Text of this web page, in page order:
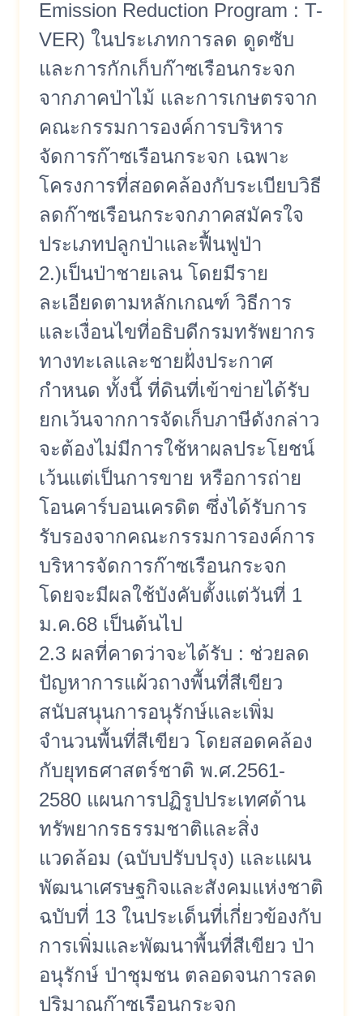
Emission Reduction Program : T-
VER) ในประเภทการลด ดูดซับ
และการกักเก็บก๊าซเรือนกระจก
จากภาคป่าไม้ และการเกษตรจาก
คณะกรรมการองค์การบริหาร
จัดการก๊าซเรือนกระจก เฉพาะ
โครงการที่สอดคล้องกับระเบียบวิธี
ลดก๊าซเรือนกระจกภาคสมัครใจ
ประเภทปลูกป่าและฟื้นฟูป่า
2.)เป็นป่าชายเลน โดยมีราย
ละเอียดตามหลักเกณฑ์ วิธีการ
และเงื่อนไขที่อธิบดีกรมทรัพยากร
ทางทะเลและชายฝั่งประกาศ
กำหนด ทั้งนี้ ที่ดินที่เข้าข่ายได้รับ
ยกเว้นจากการจัดเก็บภาษีดังกล่าว
จะต้องไม่มีการใช้หาผลประโยชน์
เว้นแต่เป็นการขาย หรือการถ่าย
โอนคาร์บอนเครดิต ซึ่งได้รับการ
รับรองจากคณะกรรมการองค์การ
บริหารจัดการก๊าซเรือนกระจก
โดยจะมีผลใช้บังคับตั้งแต่วันที่ 1
ม.ค.68 เป็นต้นไป
2.3 ผลที่คาดว่าจะได้รับ : ช่วยลด
ปัญหาการแผ้วถางพื้นที่สีเขียว
สนับสนุนการอนุรักษ์และเพิ่ม
จำนวนพื้นที่สีเขียว โดยสอดคล้อง
กับยุทธศาสตร์ชาติ พ.ศ.2561-
2580 แผนการปฏิรูปประเทศด้าน
ทรัพยากรธรรมชาติและสิ่ง
แวดล้อม (ฉบับปรับปรุง) และแผน
พัฒนาเศรษฐกิจและสังคมแห่งชาติ
ฉบับที่ 13 ในประเด็นที่เกี่ยวข้องกับ
การเพิ่มและพัฒนาพื้นที่สีเขียว ป่า
อนุรักษ์ ป่าชุมชน ตลอดจนการลด
ปริมาณก๊าซเรือนกระจก